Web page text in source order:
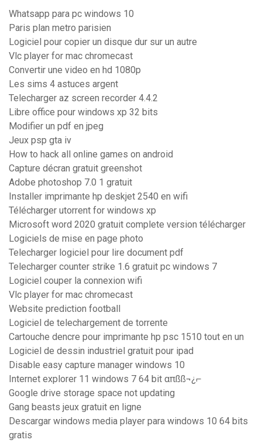
Whatsapp para pc windows 10
Paris plan metro parisien
Logiciel pour copier un disque dur sur un autre
Vlc player for mac chromecast
Convertir une video en hd 1080p
Les sims 4 astuces argent
Telecharger az screen recorder 4.4.2
Libre office pour windows xp 32 bits
Modifier un pdf en jpeg
Jeux psp gta iv
How to hack all online games on android
Capture décran gratuit greenshot
Adobe photoshop 7.0 1 gratuit
Installer imprimante hp deskjet 2540 en wifi
Télécharger utorrent for windows xp
Microsoft word 2020 gratuit complete version télécharger
Logiciels de mise en page photo
Telecharger logiciel pour lire document pdf
Telecharger counter strike 1.6 gratuit pc windows 7
Logiciel couper la connexion wifi
Vlc player for mac chromecast
Website prediction football
Logiciel de telechargement de torrente
Cartouche dencre pour imprimante hp psc 1510 tout en un
Logiciel de dessin industriel gratuit pour ipad
Disable easy capture manager windows 10
Internet explorer 11 windows 7 64 bit απßß¬¿⌐
Google drive storage space not updating
Gang beasts jeux gratuit en ligne
Descargar windows media player para windows 10 64 bits
gratis